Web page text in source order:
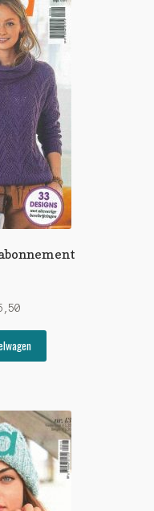
Current
is:
€ 15,50.